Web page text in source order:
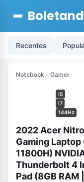
Recentes
Notebook » Gamer
i5
i7
144Hz
2022 Acer
Gaming
11800H)
Thunderbolt 4
Pad (8GB RAM